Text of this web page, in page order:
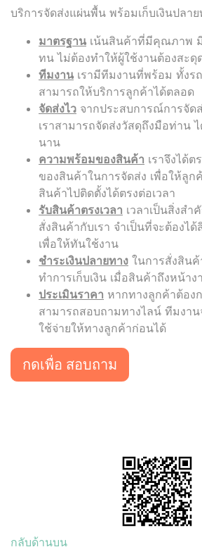
บริการจัดส่งแผ่นพื้น พร้อมเก็บเงินปลาย
มาตรฐาน เน้นสินค้าที่มีคุณภาพ
ทน ไม่ต้องทำให้ผู้ใช้งานต้องสะดุ
ทีมงาน เรามีทีมงานที่พร้อม ทั้งร
สามารถให้บริการลูกค้าได้ตลอด
จัดส่งไว จากประสบการณ์การจัด
เราสามารถจัดส่งวัสดุถึงมือท่าน
นาน
ความพร้อมของสินค้า เราจึงได้
ของสินค้าในการจัดส่ง เพื่อให้ลูก
สินค้าไปติดตั้งได้ตรงต่อเวลา
รับสินค้าตรงเวลา เวลาเป็นสิ่งส
สั่งสินค้ากับเรา จำเป็นที่จะต้องไ
เพื่อให้ทันใช้งาน
ชำระเงินปลายทาง ในการสั่งสินค้
ทำการเก็บเงิน เมื่อสินค้าถึงหน้าง
ประเมินราคา หากทางลูกค้าต้อง
สามารถสอบถามทางไลน์ ทีมงา
ใช้จ่ายให้ทางลูกค้าก่อนได้
กดเพื่อ สอบถาม
กลับด้านบน